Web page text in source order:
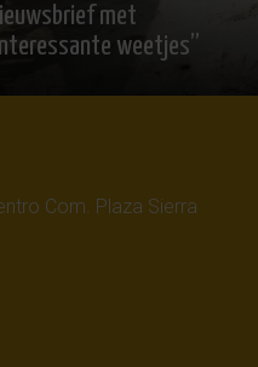
met
weetjes”
Com. Plaza Sierra